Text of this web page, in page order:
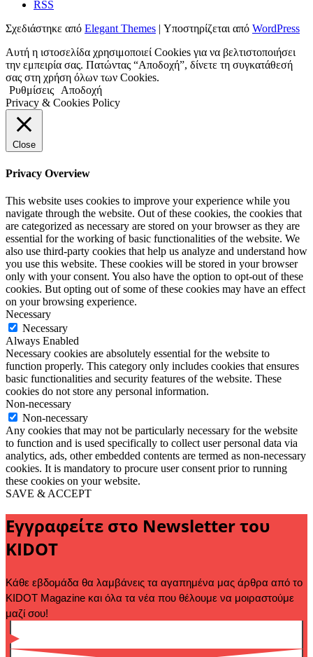
RSS
Σχεδιάστηκε από Elegant Themes | Υποστηρίζεται από WordPress
Αυτή η ιστοσελίδα χρησιμοποιεί Cookies για να βελτιστοποιήσει
την εμπειρία σας. Πατώντας “Αποδοχή”, δίνετε τη συγκατάθεσή
σας στη χρήση όλων των Cookies.
Ρυθμίσεις
Αποδοχή
Privacy & Cookies Policy
Close
Privacy Overview
This website uses cookies to improve your experience while you
navigate through the website. Out of these cookies, the cookies that
are categorized as necessary are stored on your browser as they are
essential for the working of basic functionalities of the website. We
also use third-party cookies that help us analyze and understand how
you use this website. These cookies will be stored in your browser
only with your consent. You also have the option to opt-out of these
cookies. But opting out of some of these cookies may have an effect
on your browsing experience.
Necessary
Necessary
Always Enabled
Necessary cookies are absolutely essential for the website to
function properly. This category only includes cookies that ensures
basic functionalities and security features of the website. These
cookies do not store any personal information.
Non-necessary
Non-necessary
Any cookies that may not be particularly necessary for the website
to function and is used specifically to collect user personal data via
analytics, ads, other embedded contents are termed as non-necessary
cookies. It is mandatory to procure user consent prior to running
these cookies on your website.
SAVE & ACCEPT
Εγγραφείτε στο Newsletter του
KIDOT
Κάθε εβδομάδα θα λαμβάνεις τα αγαπημένα μας άρθρα από το
KIDOT Magazine και όλα τα νέα που θέλουμε να μοιραστούμε
μαζί σου!